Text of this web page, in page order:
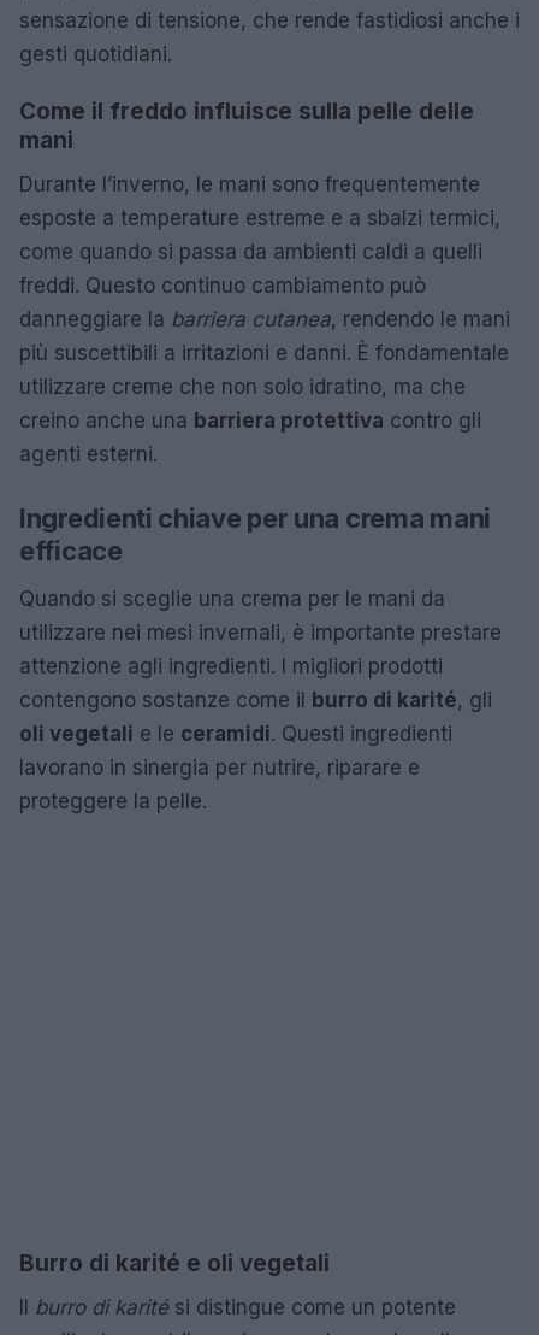
sensazione di tensione, che rende fastidiosi anche i
gesti quotidiani.
Come il freddo influisce sulla pelle delle
mani
Durante l’inverno, le mani sono frequentemente
esposte a temperature estreme e a sbalzi termici,
come quando si passa da ambienti caldi a quelli
freddi. Questo continuo cambiamento può
danneggiare la barriera cutanea, rendendo le mani
più suscettibili a irritazioni e danni. È fondamentale
utilizzare creme che non solo idratino, ma che
creino anche una barriera protettiva contro gli
agenti esterni.
Ingredienti chiave per una crema mani
efficace
Quando si sceglie una crema per le mani da
utilizzare nei mesi invernali, è importante prestare
attenzione agli ingredienti. I migliori prodotti
contengono sostanze come il burro di karité, gli
oli vegetali e le ceramidi. Questi ingredienti
lavorano in sinergia per nutrire, riparare e
proteggere la pelle.
Burro di karité e oli vegetali
Il burro di karitési distingue come un potente